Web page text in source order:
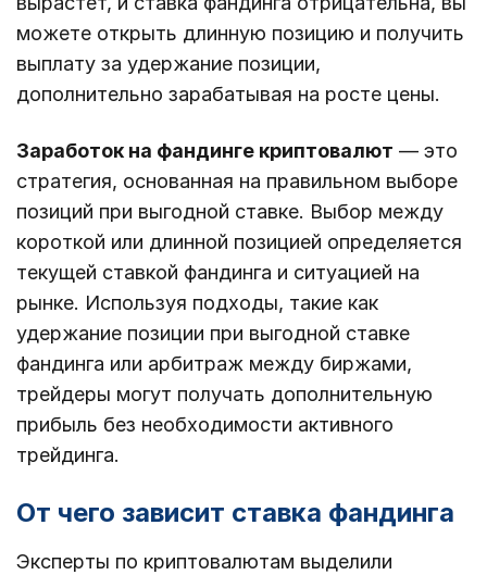
можете открыть длинную позицию и получить
выплату за удержание позиции,
дополнительно зарабатывая на росте цены.
Заработок на фандинге криптовалют — это
стратегия, основанная на правильном выборе
позиций при выгодной ставке. Выбор между
короткой или длинной позицией определяется
текущей ставкой фандинга и ситуацией на
рынке. Используя подходы, такие как
удержание позиции при выгодной ставке
фандинга или арбитраж между биржами,
трейдеры могут получать дополнительную
прибыль без необходимости активного
трейдинга.
От чего зависит ставка фандинга
Эксперты по криптовалютам выделили